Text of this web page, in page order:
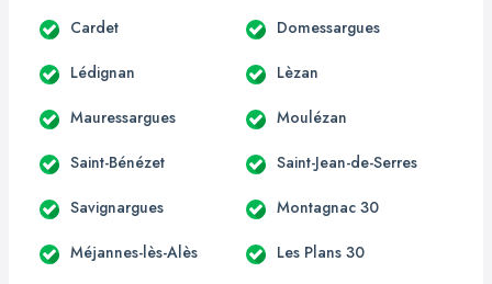
Cardet Domessargues
Lédignan Lèzan
Mauressargues Moulézan
Saint-Bénézet Saint-Jean-de-Serres
Savignargues Montagnac 30
Méjannes-lès-Alès Les Plans 30